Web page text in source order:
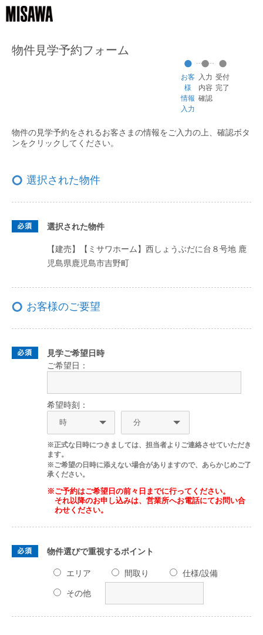
物件見学予約フォーム
お客
様
情報
入力
入力
内容
確認
受付
完了
物件の見学予約をされるお客さまの情報をご入力の上、 確認ボタ
ンをクリックしてください。
選択された物件
選択された物件
【建売】【ミサワホーム】西しょうぶだに台８号地 鹿
児島県鹿児島市吉野町
お客様のご要望
見学ご希望日時
ご希望日：
希望時刻：
※正式な日時につきましては、担当者よりご連絡させていただき
ます。
※ご希望の日時に添えない場合がありますので、あらかじめご了
承ください。
※ご予約はご希望日の前々日までに行ってください。
それ以降のお申し込みは、営業所へお電話にてお問い合
わせください。
物件選びで重視するポイント
エリア 間取り 仕様/設備
その他